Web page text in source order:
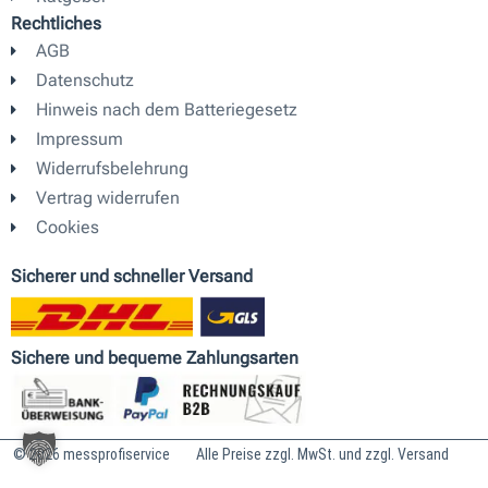
r
a
m
e
Rechtliches
AGB
Datenschutz
Hinweis nach dem Batteriegesetz
Impressum
Widerrufsbelehrung
Vertrag widerrufen
Cookies
Sicherer und schneller Versand
Sichere und bequeme Zahlungsarten
© 2026 messprofiservice Alle Preise zzgl. MwSt. und zzgl. Versand